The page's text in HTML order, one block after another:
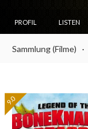
PROFIL LISTEN
Sammlung (Filme)
9.0